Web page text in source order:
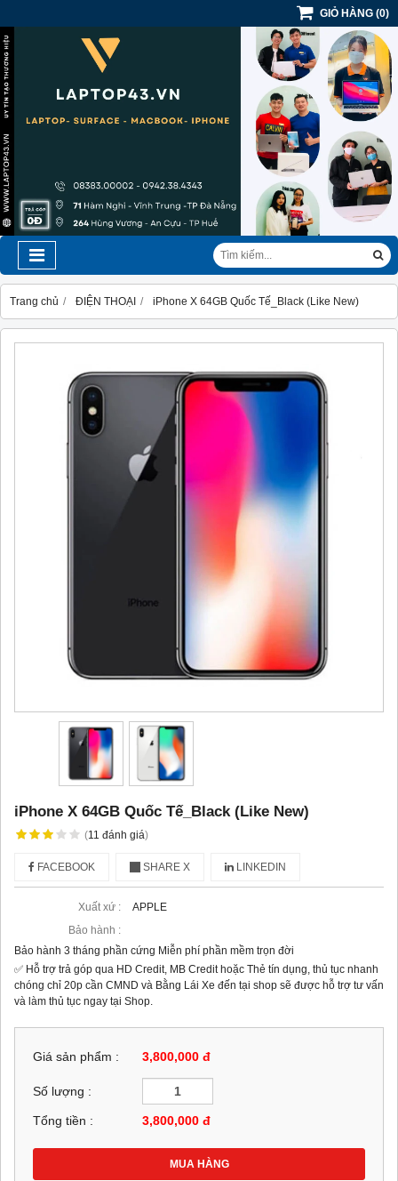
GIỎ HÀNG (0)
Trang chủ ĐIỆN THOẠI iPhone X 64GB Quốc Tế_Black (Like New)
iPhone X 64GB Quốc Tế_Black (Like New)
(11 đánh giá)
FACEBOOK SHARE X LINKEDIN
Xuất xứ :
APPLE
Bảo hành :
Bảo hành 3 tháng phần cứng Miễn phí phần mềm trọn đời
✅ Hỗ trợ trả góp qua HD Credit, MB Credit hoặc Thẻ tín dụng, thủ tục nhanh
chóng chỉ 20p cần CMND và Bằng Lái Xe đến tại shop sẽ được hỗ trợ tư vấn
và làm thủ tục ngay tại Shop.
Giá sản phẩm : 3,800,000 đ
Số lượng :
Tổng tiền : 3,800,000 đ
MUA HÀNG